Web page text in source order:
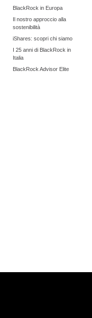
BlackRock in Europa
Il nostro approccio alla
sostenibilità
iShares: scopri chi siamo
I 25 anni di BlackRock in
Italia
BlackRock Advisor Elite